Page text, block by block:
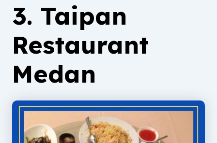
3. Taipan
Restaurant
Medan